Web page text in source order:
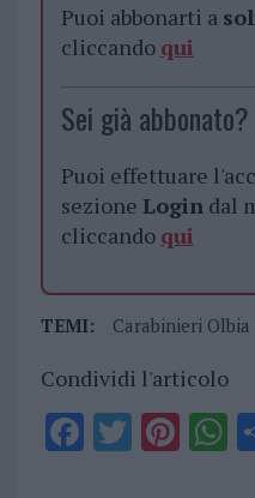
Puoi abbonarti a
cliccando qui
Sei già abbonato?
Puoi effettuare
sezione Logindal
cliccando qui
TEMI: Carabinieri Olbia
Condividi l'articolo
F T Pi